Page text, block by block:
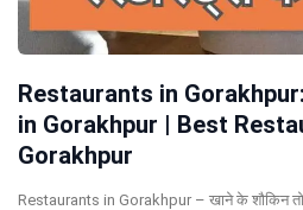
Restaurants in
in Gorakhpur | Best
Gorakhpur
Restaurants in Gorakhpur – खाने के शौकिन